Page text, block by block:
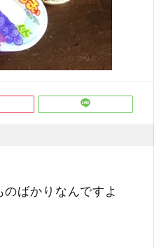
ばかりなんですよ